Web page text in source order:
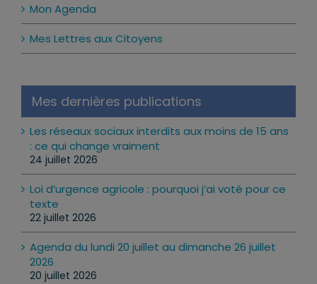
Mon Agenda
Mes Lettres aux Citoyens
Mes dernières publications
Les réseaux sociaux interdits aux moins de 15 ans
: ce qui change vraiment
24 juillet 2026
Loi d’urgence agricole : pourquoi j’ai voté pour ce
texte
22 juillet 2026
Agenda du lundi 20 juillet au dimanche 26 juillet
2026
20 juillet 2026